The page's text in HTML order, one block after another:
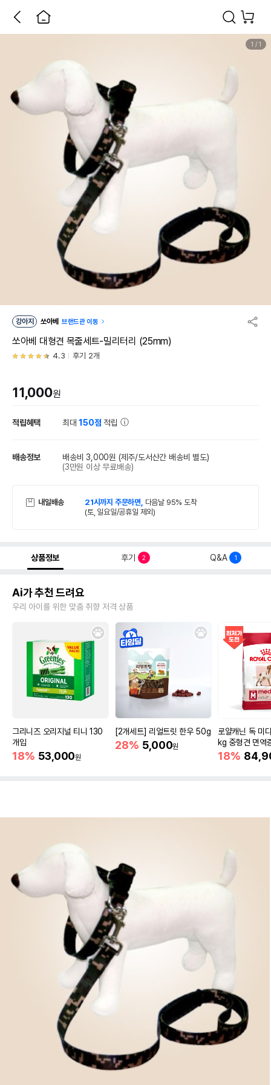
1 / 1
강아지 쏘아베 브랜드관 이동
쏘아베 대형견 목줄세트-밀리터리 (25mm)
4.3 후기 2개
11,000원
적립혜택 최대150점 적립
배송정보 배송비 3,000원 (제주/도서산간 배송비 별도)
(3만원 이상 무료배송)
내일배송 21시까지 주문하면, 다음날 95% 도착
(토, 일요일/공휴일 제외)
상품정보 후기 2 Q&A 1
Ai가 추천 드려요
우리 아이를 위한 맞춤 취향 저격 상품
그리니즈 오리지널 티니 130
개입
18% 53,000원
[2개세트] 리얼트릿 한우 50g
28% 5,000원
로얄캐닌 독 미
kg 중형견 면역
18%